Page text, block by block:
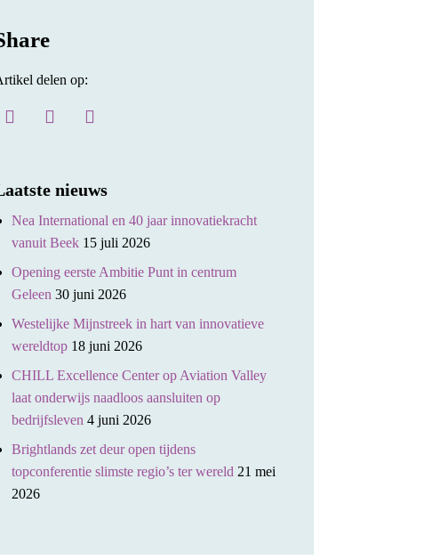
delen op:
nieuws
Nea International en 40 jaar innovatiekracht
vanuit Beek 15 juli 2026
Opening eerste Ambitie Punt in centrum
Geleen 30 juni 2026
Westelijke Mijnstreek in hart van innovatieve
wereldtop 18 juni 2026
CHILL Excellence Center op Aviation Valley
laat onderwijs naadloos aansluiten op
bedrijfsleven 4 juni 2026
Brightlands zet deur open tijdens
topconferentie slimste regio’s ter wereld 21 mei
2026